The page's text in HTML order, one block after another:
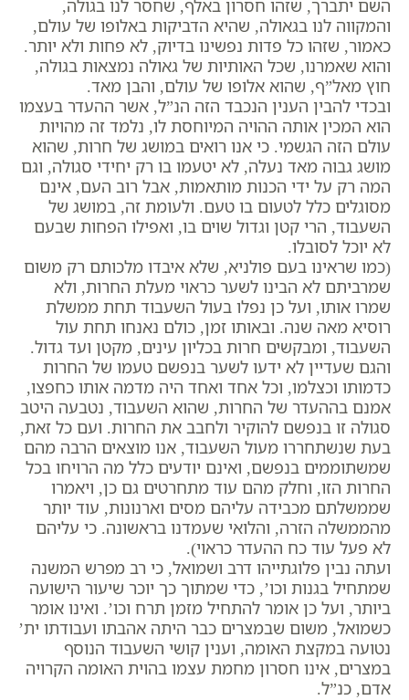
השם יתברך, שזהו חסרון באלף, שחסר לנו בגולה,
והמקווה לנו בגאולה, שהיא הדביקות באלופו של עולם,
כאמור, שזהו כל פדות נפשינו בדיוק, לא פחות ולא יותר.
והוא שאמרנו, שכל האותיות של גאולה נמצאות בגולה,
חוץ מאל”ף, שהוא אלופו של עולם, והבן מאד.
ובכדי להבין הענין הנכבד הזה הנ”ל, אשר ההעדר בעצמו
הוא המכין אותה ההויה המיוחסת לו, נלמד זה מהויות
עולם הזה הגשמי. כי אנו רואים במושג של חרות, שהוא
מושג גבוה מאד נעלה, לא יטעמו בו רק יחידי סגולה, וגם
המה רק על ידי הכנות מותאמות, אבל רוב העם, אינם
מסוגלים כלל לטעום בו טעם. ולעומת זה, במושג של
השעבוד, הרי קטן וגדול שוים בו, ואפילו הפחות שבעם
לא יוכל לסובלו.
(כמו שראינו בעם פולניא, שלא איבדו מלכותם רק משום
שמרביתם לא הבינו לשער כראוי מעלת החרות, ולא
שמרו אותו, ועל כן נפלו בעול השעבוד תחת ממשלת
רוסיא מאה שנה. ובאותו זמן, כולם נאנחו תחת עול
השעבוד, ומבקשים חרות בכליון עינים, מקטן ועד גדול.
והגם שעדיין לא ידעו לשער בנפשם טעמו של החרות
כדמותו וכצלמו, וכל אחד ואחד היה מדמה אותו כחפצו,
אמנם בההעדר של החרות, שהוא השעבוד, נטבעה היטב
סגולה זו בנפשם להוקיר ולחבב את החרות. ועם כל זאת,
בעת שנשתחררו מעול השעבוד, אנו מוצאים הרבה מהם
שמשתוממים בנפשם, ואינם יודעים כלל מה הרויחו בכל
החרות הזו, וחלק מהם עוד מתחרטים גם כן, ויאמרו
שממשלתם מכבידה עליהם מסים וארנונות, עוד יותר
מהממשלה הזרה, והלואי שעמדנו בראשונה. כי עליהם
לא פעל עוד כח ההעדר כראוי).
ועתה נבין פלוגתייהו דרב ושמואל, כי רב מפרש המשנה
שמתחיל בגנות וכו’, כדי שמתוך כך יוכר שיעור הישועה
ביותר, ועל כן אומר להתחיל מזמן תרח וכו’. ואינו אומר
כשמואל, משום שבמצרים כבר היתה אהבתו ועבודתו ית’
נטועה במקצת האומה, וענין קושי השעבוד הנוסף
במצרים, אינו חסרון מחמת עצמו בהוית האומה הקרויה
אדם, כנ”ל.